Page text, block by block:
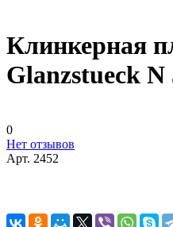
Клинкерная
Glanzstueck N
0
Нет отзывов
Арт. 2452